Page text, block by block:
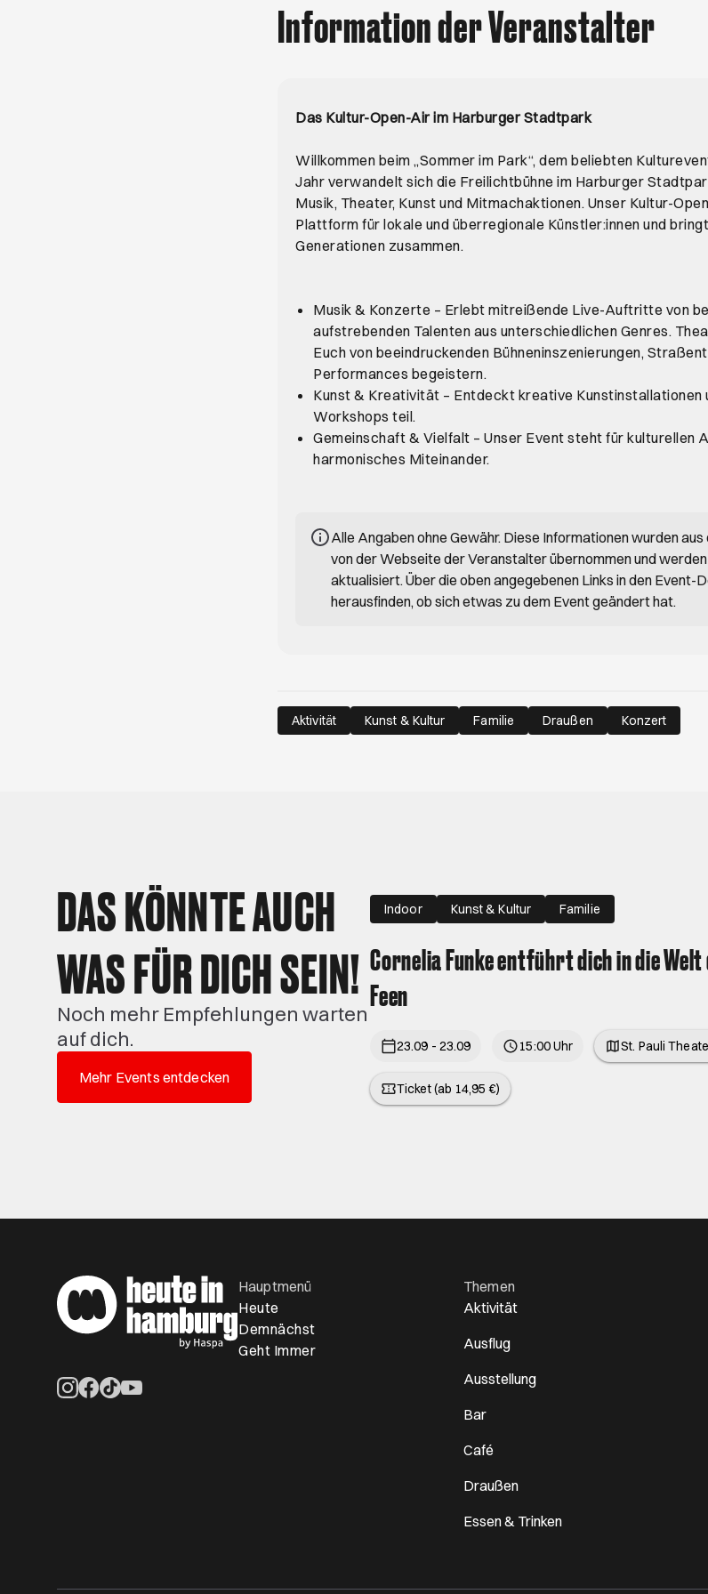
Information der Veranstalter
Das Kultur-Open-Air im Harburger Stadtpark
Willkommen beim „Sommer im Park“, dem beliebten
Jahr verwandelt sich die Freilichtbühne im Harburger
Musik, Theater, Kunst und Mitmachaktionen. Unser Kultur-
Plattform für lokale und überregionale Künstler:innen und
Generationen zusammen.
Musik & Konzerte – Erlebt mitreißende Live-Auftritte von
aufstrebenden Talenten aus unterschiedlichen Genres.
Euch von beeindruckenden Bühneninszenierungen,
Performances begeistern.
Kunst & Kreativität – Entdeckt kreative Kunstinstallationen
Workshops teil.
Gemeinschaft & Vielfalt – Unser Event steht für kulturellen
harmonisches Miteinander.
Alle Angaben ohne Gewähr. Diese Informationen wurden
von der Webseite der Veranstalter übernommen und
aktualisiert. Über die oben angegebenen Links in den Event-
herausfinden, ob sich etwas zu dem Event geändert hat.
Aktivität Kunst & Kultur Familie Draußen Konzert
DAS KÖNNTE AUCH
WAS FÜR DICH SEIN!
Noch mehr Empfehlungen warten
auf dich.
Mehr Events entdecken
Indoor Kunst & Kultur Familie
Cornelia Funke entführt dich in die
Feen
23.09 - 23.09 15:00 Uhr St. Pauli
Ticket (ab 14,95 €)
Hauptmenü
Heute
Demnächst
Geht Immer
Themen
Aktivität
Ausflug
Ausstellung
Bar
Café
Draußen
Essen & Trinken